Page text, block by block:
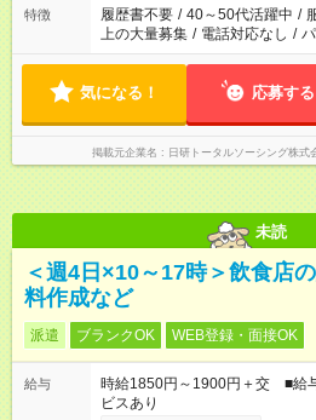
合は応募できません。
特徴 履歴書不要 / 40～50代活躍中 /
上の大量募集 / 電話対応なし /
気になる！ 応募する
掲載元企業名 日研トータルソーシング株
未読
＜週4日×10～17時＞飲食店
料作成など
派遣 ブランクOK WEB登録・面接OK
給与
時給1850円～1900円＋交 ■給
ビスあり